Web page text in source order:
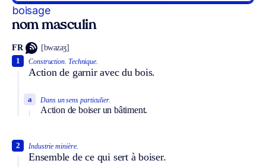
boisage
nom masculin
FR [bwazaʒ]
Construction. Technique.
Action de garnir avec du bois.
1
Dans un sens particulier.
Action de boiser un bâtiment.
a
Industrie minière.
Ensemble de ce qui sert à boiser.
2